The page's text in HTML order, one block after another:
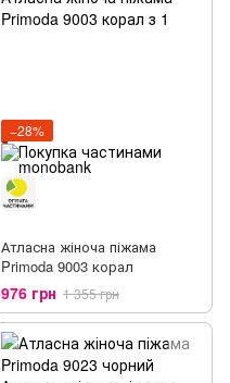
−28%
Атласна жіноча піжама
Primoda 9003 корал
976 грн 1 355 грн